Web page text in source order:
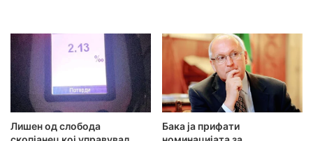
Лишен од слобода
Бака ја прифати